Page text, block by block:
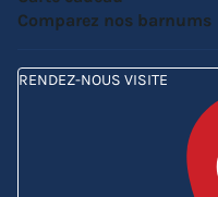
Comparez nos barnums
RENDEZ-NOUS VISITE